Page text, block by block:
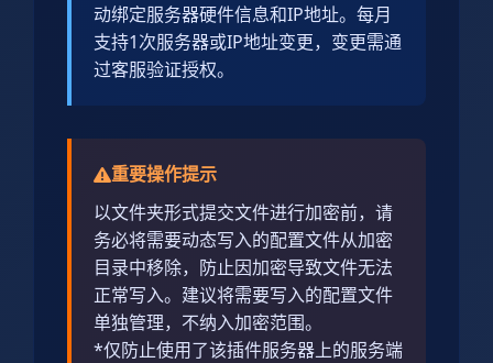
动绑定服务器硬件信息和IP地址。每月
支持1次服务器或IP地址变更，变更需通
过客服验证授权。
重要操作提示
以文件夹形式提交文件进行加密前，请
务必将需要动态写入的配置文件从加密
目录中移除，防止因加密导致文件无法
正常写入。建议将需要写入的配置文件
单独管理，不纳入加密范围。
*仅防止使用了该插件服务器上的服务端